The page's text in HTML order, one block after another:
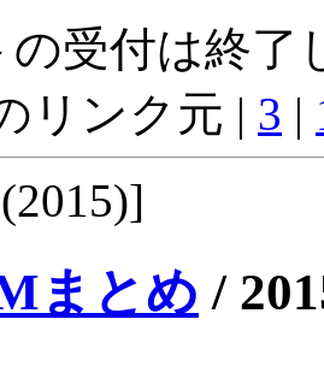
受付は終了
リンク元 | 3 |
まとめ /